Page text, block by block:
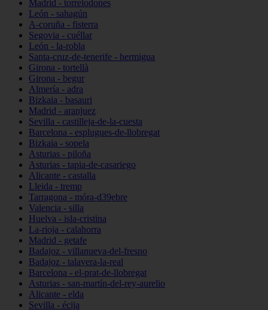
Madrid - torrelodones
León - sahagún
A-coruña - fisterra
Segovia - cuéllar
León - la-robla
Santa-cruz-de-tenerife - hermigua
Girona - tortellà
Girona - begur
Almería - adra
Bizkaia - basauri
Madrid - aranjuez
Sevilla - castilleja-de-la-cuesta
Barcelona - esplugues-de-llobregat
Bizkaia - sopela
Asturias - piloña
Asturias - tapia-de-casariego
Alicante - castalla
Lleida - tremp
Tarragona - móra-d39ebre
Valencia - silla
Huelva - isla-cristina
La-rioja - calahorra
Madrid - getafe
Badajoz - villanueva-del-fresno
Badajoz - talavera-la-real
Barcelona - el-prat-de-llobregat
Asturias - san-martín-del-rey-aurelio
Alicante - elda
Sevilla - écija